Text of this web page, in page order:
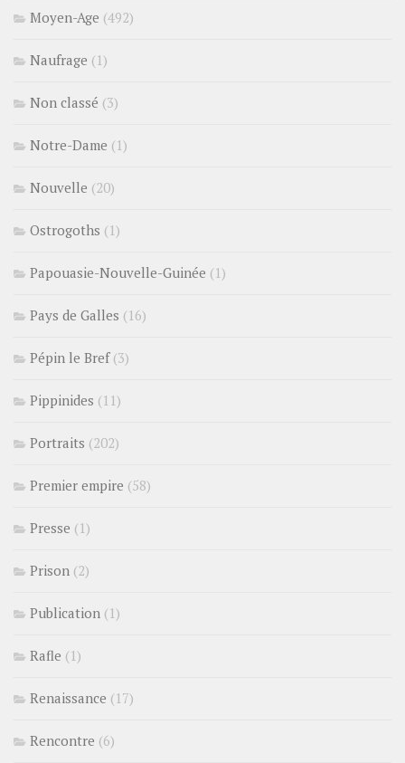
Moyen-Age (492)
Naufrage (1)
Non classé (3)
Notre-Dame (1)
Nouvelle (20)
Ostrogoths (1)
Papouasie-Nouvelle-Guinée (1)
Pays de Galles (16)
Pépin le Bref(3)
Pippinides (11)
Portraits (202)
Premier empire (58)
Presse (1)
Prison (2)
Publication (1)
Rafle (1)
Renaissance (17)
Rencontre (6)